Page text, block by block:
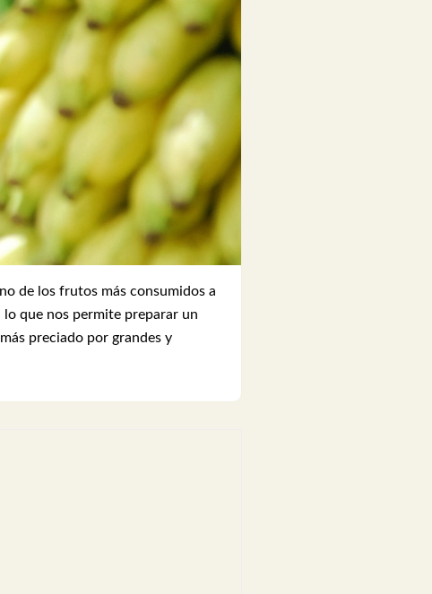
de los frutos más consumidos a
lo que nos permite preparar un
preciado por grandes y